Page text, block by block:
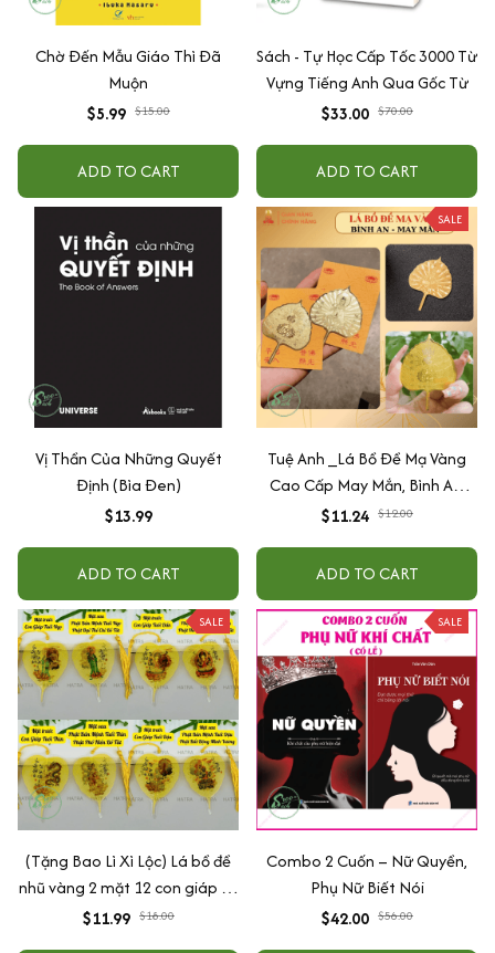
Chờ Đến Mẫu Giáo Thì Đã
Muộn
$5.99 $15.00
ADD TO CART
Sách - Tự Học Cấp Tốc 3000 Từ
Vựng Tiếng Anh Qua Gốc Từ
$33.00 $70.00
ADD TO CART
Vị Thần Của Những Quyết
Định (Bìa Đen)
$13.99
ADD TO CART
SALE
Tuệ Anh _Lá Bồ Đề Mạ Vàng
Cao Cấp May Mắn, Bình An,
Chiêu Tài Lộc
$11.24 $12.00
ADD TO CART
SALE
(Tặng Bao Lì Xì Lộc) Lá bồ đề
nhũ vàng 2 mặt 12 con giáp và
phật bản mệnh, để ốp lưng
$11.99 $18.00
SALE
Combo 2 Cuốn – Nữ Quyền,
Phụ Nữ Biết Nói
$42.00 $56.00